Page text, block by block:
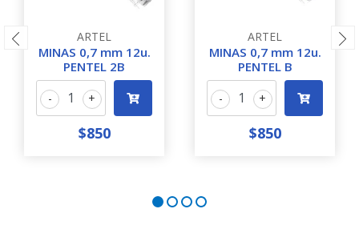
ARTEL
MINAS 0,7 mm 12u.
PENTEL 2B
+
-
$850
ARTEL
MINAS 0,7 mm 12u.
PENTEL B
+
-
$850